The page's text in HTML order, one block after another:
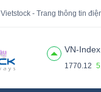
Vietstock - Trang thông tin
VN-Index
1770.12